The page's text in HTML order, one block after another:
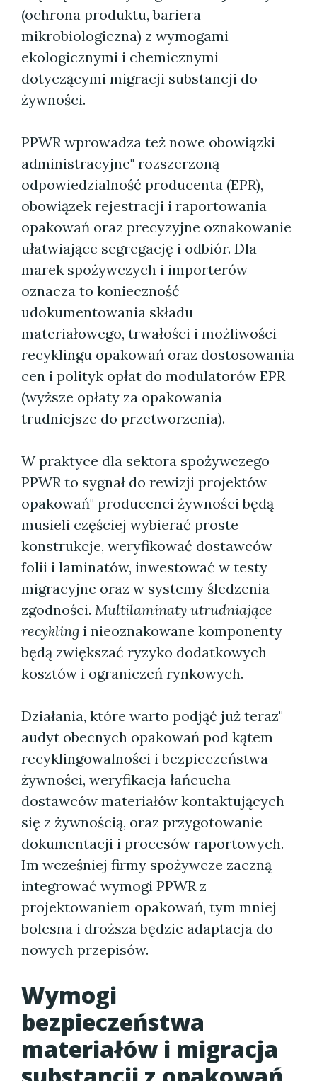
(ochrona produktu, bariera
mikrobiologiczna) z wymogami
ekologicznymi i chemicznymi
dotyczącymi migracji substancji do
żywności.
PPWR wprowadza też nowe obowiązki
administracyjne" rozszerzoną
odpowiedzialność producenta (EPR),
obowiązek rejestracji i raportowania
opakowań oraz precyzyjne oznakowanie
ułatwiające segregację i odbiór. Dla
marek spożywczych i importerów
oznacza to konieczność
udokumentowania składu
materiałowego, trwałości i możliwości
recyklingu opakowań oraz dostosowania
cen i polityk opłat do modulatorów EPR
(wyższe opłaty za opakowania
trudniejsze do przetworzenia).
W praktyce dla sektora spożywczego
PPWR to sygnał do rewizji projektów
opakowań" producenci żywności będą
musieli częściej wybierać proste
konstrukcje, weryfikować dostawców
folii i laminatów, inwestować w testy
migracyjne oraz w systemy śledzenia
zgodności. Multilaminaty utrudniające
recykling i nieoznakowane komponenty
będą zwiększać ryzyko dodatkowych
kosztów i ograniczeń rynkowych.
Działania, które warto podjąć już teraz"
audyt obecnych opakowań pod kątem
recyklingowalności i bezpieczeństwa
żywności, weryfikacja łańcucha
dostawców materiałów kontaktujących
się z żywnością, oraz przygotowanie
dokumentacji i procesów raportowych.
Im wcześniej firmy spożywcze zaczną
integrować wymogi PPWR z
projektowaniem opakowań, tym mniej
bolesna i droższa będzie adaptacja do
nowych przepisów.
Wymogi
bezpieczeństwa
materiałów i migracja